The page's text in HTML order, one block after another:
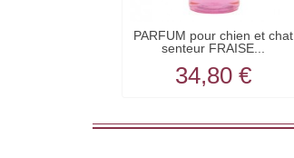
PARFUM pour chien et chat
senteur FRAISE...
34,80 €